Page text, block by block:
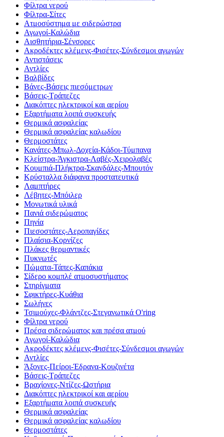
Φίλτρα νερού
Φίλτρα-Σίτες
Ατμοσύστημα με σιδερώστρα
Αγωγοί-Καλώδια
Αισθητήρια-Σένσορες
Ακροδέκτες κλέμενς-Φισέτες-Σύνδεσμοι αγωγών
Αντιστάσεις
Αντλίες
Βαλβίδες
Βάνες-Βάσεις πιεσόμετρων
Βάσεις-Τράπεζες
Διακόπτες ηλεκτρικοί και αερίου
Εξαρτήματα λοιπά συσκευής
Θερμικά ασφαλείας
Θερμικά ασφαλείας καλωδίου
Θερμοστάτες
Κανάτες-Μπωλ-Δοχεία-Κάδοι-Τύμπανα
Κλείστρα-Άγκιστρα-Λαβές-Χειρολαβές
Κουμπιά-Πλήκτρα-Σκανδάλες-Μπουτόν
Κρύσταλλα διάφανα προστατευτικά
Λαμπτήρες
Λέβητες-Μπόιλερ
Μονωτικά υλικά
Πανιά σιδερώματος
Πηνία
Πιεσοστάτες-Αεροπαγίδες
Πλαίσια-Κορνίζες
Πλάκες θερμαντικές
Πυκνωτές
Πώματα-Τάπες-Καπάκια
Σίδερο κομπλέ ατμοσυστήματος
Στηρίγματα
Σφικτήρες-Κυάθια
Σωλήνες
Τσιμούχες-Φλάντζες-Στεγανωτικά O'ring
Φίλτρα νερού
Πρέσα σιδερώματος και πρέσα ατμού
Αγωγοί-Καλώδια
Ακροδέκτες κλέμενς-Φισέτες-Σύνδεσμοι αγωγών
Αντλίες
Άξονες-Πείροι-Έδρανα-Κουζινέτα
Βάσεις-Τράπεζες
Βραχίονες-Ντίζες-Ωστήρια
Διακόπτες ηλεκτρικοί και αερίου
Εξαρτήματα λοιπά συσκευής
Θερμικά ασφαλείας
Θερμικά ασφαλείας καλωδίου
Θερμοστάτες